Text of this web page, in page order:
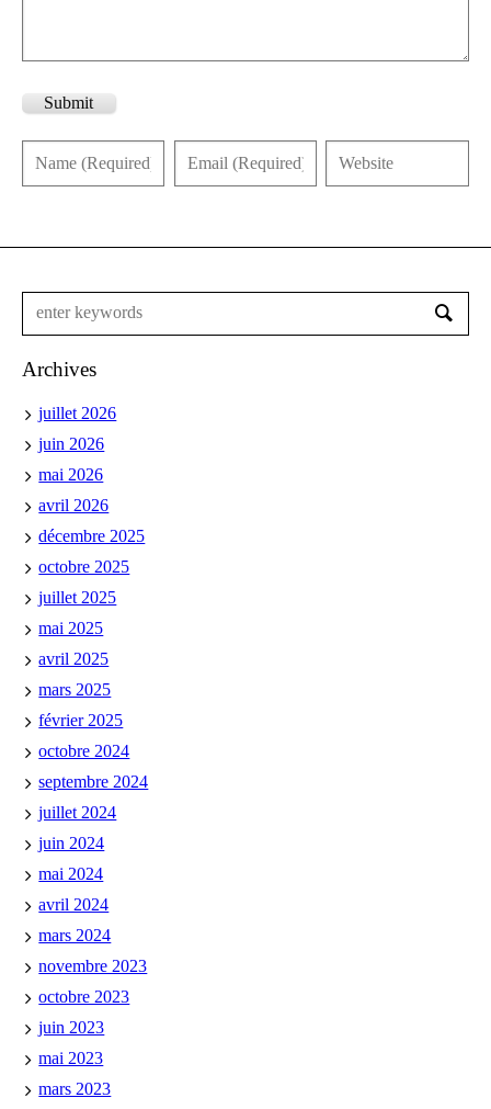
Submit
Archives
juillet 2026
juin 2026
mai 2026
avril 2026
décembre 2025
octobre 2025
juillet 2025
mai 2025
avril 2025
mars 2025
février 2025
octobre 2024
septembre 2024
juillet 2024
juin 2024
mai 2024
avril 2024
mars 2024
novembre 2023
octobre 2023
juin 2023
mai 2023
mars 2023